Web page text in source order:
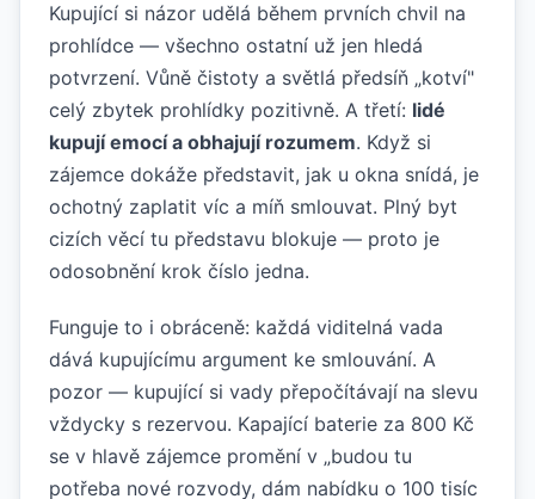
Kupující si názor udělá během prvních chvil na
prohlídce — všechno ostatní už jen hledá
potvrzení. Vůně čistoty a světlá předsíň „kotví"
celý zbytek prohlídky pozitivně. A třetí: lidé
kupují emocí a obhajují rozumem. Když si
zájemce dokáže představit, jak u okna snídá, je
ochotný zaplatit víc a míň smlouvat. Plný byt
cizích věcí tu představu blokuje — proto je
odosobnění krok číslo jedna.
Funguje to i obráceně: každá viditelná vada
dává kupujícímu argument ke smlouvání. A
pozor — kupující si vady přepočítávají na slevu
vždycky s rezervou. Kapající baterie za 800 Kč
se v hlavě zájemce promění v „budou tu
potřeba nové rozvody, dám nabídku o 100 tisíc